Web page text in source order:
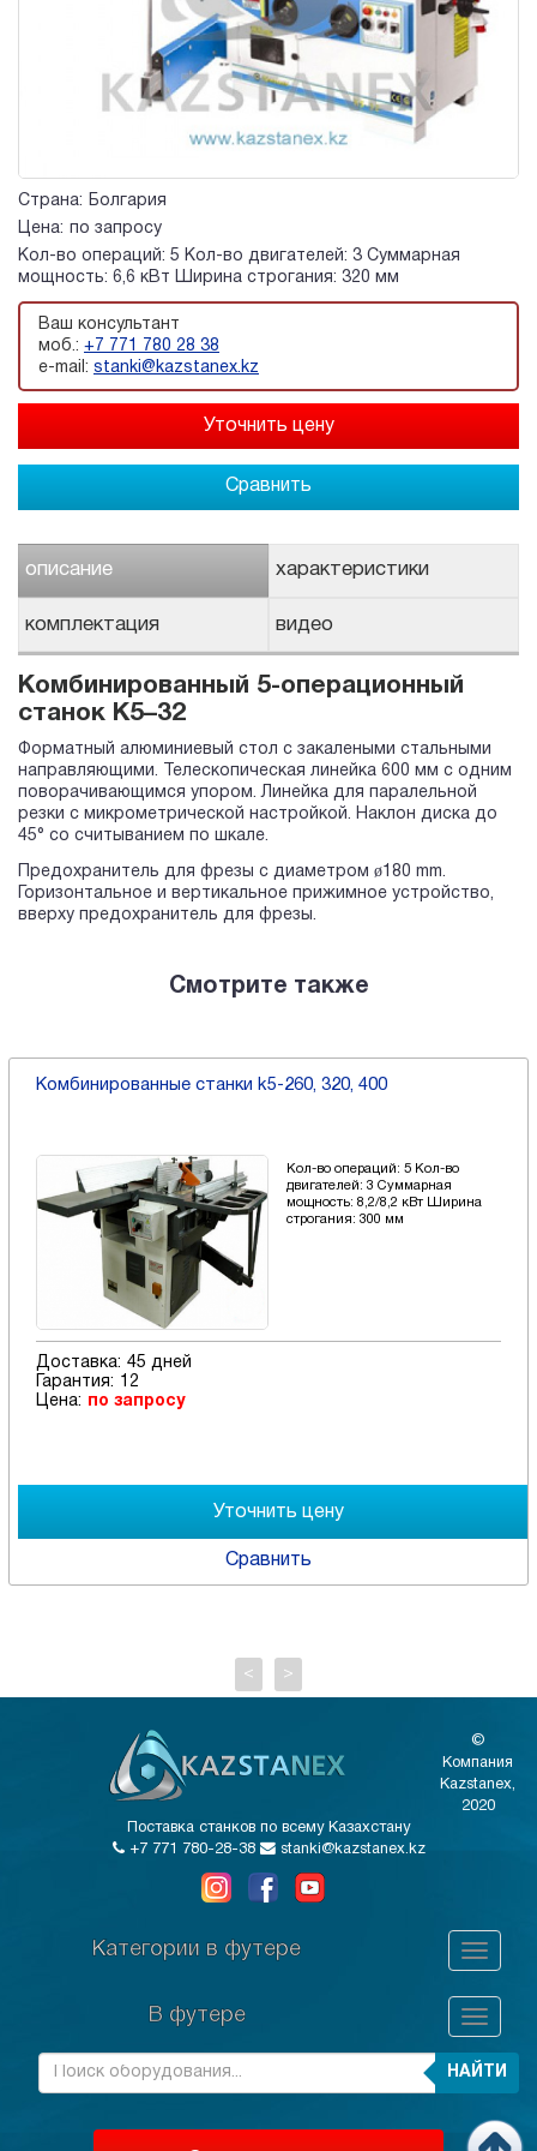
Страна:
Болгария
Цена:
по запросу
Кол-во операций: 5 Кол-во двигателей: 3 Суммарная
мощность: 6,6 кВт Ширина строгания: 320 мм
Ваш консультант
моб.: +7 771 780 28 38
e-mail: stanki@kazstanex.kz
Сравнить
описание характеристики
комплектация видео
Комбинированный 5-операционный
станок K5–32
Форматный алюминиевый стол с закалеными стальными
направляющими. Телескопическая линейка 600 мм с одним
поворачивающимся упором. Линейка для паралельной
резки с микрометрической настройкой. Наклон диска до
45° со считыванием по шкале.
Предохранитель для фрезы с диаметром ø180 mm.
Горизонтальное и вертикальное прижимное устройство,
вверху предохранитель для фрезы.
Смотрите также
Комбинированные станки k5-260, 320, 400
Кол-во операций: 5 Кол-во
двигателей: 3 Суммарная
мощность: 8,2/8,2 кВт Ширина
строгания: 300 мм
Доставка: 45 дней
Гарантия:
12
Цена:
по запросу
Сравнить
< >
©
Компания
Kazstanex,
2020
Поставка станков по всему Казахстану
+7 771 780-28-38
stanki@kazstanex.kz
Категории в футере
В футере
НАЙТИ